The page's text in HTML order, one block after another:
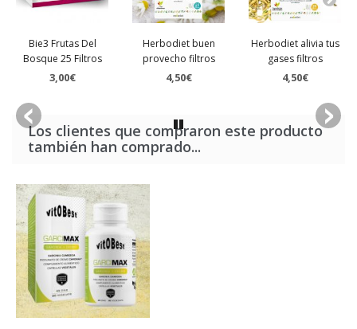
Bie3 Frutas Del
Bosque 25 Filtros
3,00€
Herbodiet buen
provecho filtros
4,50€
Herbodiet alivia tus
gases filtros
4,50€
Los clientes que compraron este producto
también han comprado...